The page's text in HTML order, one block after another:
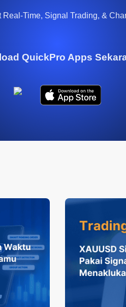
Time, Signal Trading, &
QuickPro Apps